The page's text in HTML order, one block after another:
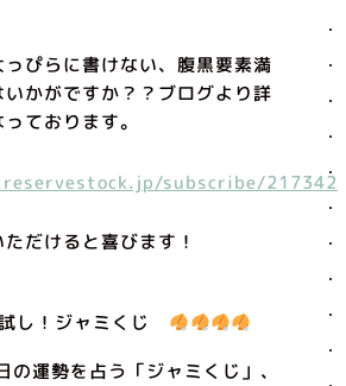
ぴらに書けない、腹黒要素満
かがですか？？ブログより詳
ております。
subscribe/217342
だけると喜びます！
し！ジャミくじ
の運勢を占う「ジャミくじ」、